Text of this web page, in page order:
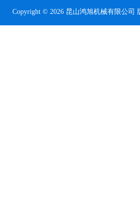
Copyright © 2026 昆山鸿旭机械有限公司